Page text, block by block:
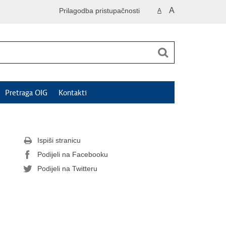
A A
Prilagodba pristupačnosti
Pretraga OIG Kontakti
Ispiši stranicu
Podijeli na Facebooku
Podijeli na Twitteru